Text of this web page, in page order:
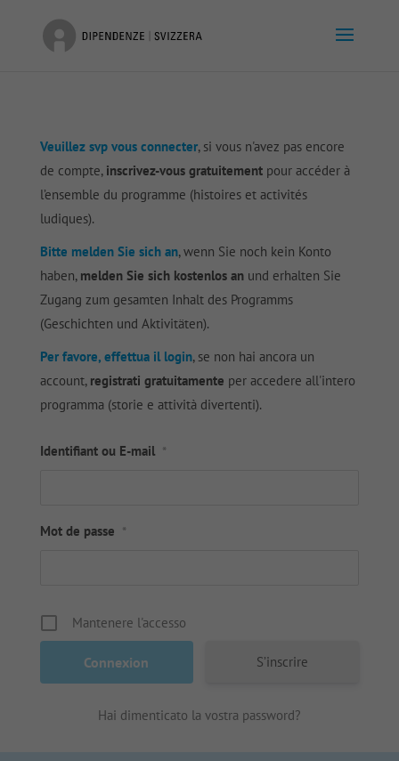
Veuillez svp vous connecter, si vous n'avez pas encore
de compte, inscrivez-vous gratuitementpour accéder à
l’ensemble du programme (histoires et activités
ludiques).
Bitte melden Sie sich an, wenn Sie noch kein Konto
haben, melden Sie sich kostenlos anund erhalten Sie
Zugang zum gesamten Inhalt des Programms
(Geschichten und Aktivitäten).
Per favore, effettua il login, se non hai ancora un
account, registrati gratuitamente per accedere all'intero
programma (storie e attività divertenti).
Identifiant ou E-mail *
Mot de passe *
Mantenere l'accesso
S’inscrire
Hai dimenticato la vostra password?